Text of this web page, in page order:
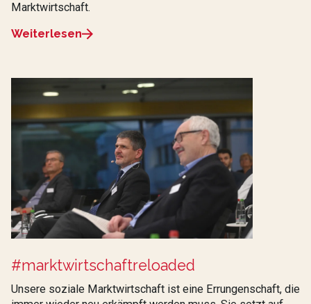
Marktwirtschaft.
Weiterlesen
#marktwirtschaftreloaded
Unsere soziale Marktwirtschaft ist eine Errungenschaft, die